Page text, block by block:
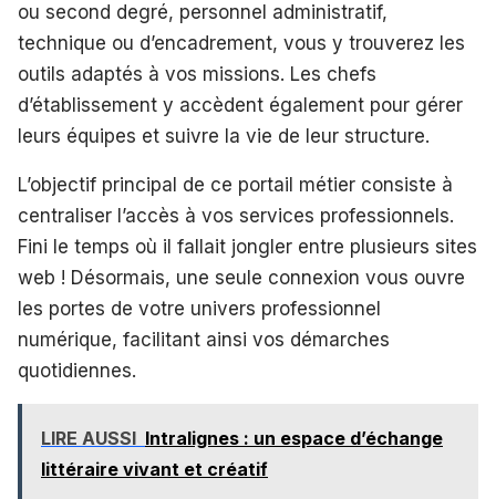
ou second degré, personnel administratif,
technique ou d’encadrement, vous y trouverez les
outils adaptés à vos missions. Les chefs
d’établissement y accèdent également pour gérer
leurs équipes et suivre la vie de leur structure.
L’objectif principal de ce portail métier consiste à
centraliser l’accès à vos services professionnels.
Fini le temps où il fallait jongler entre plusieurs sites
web ! Désormais, une seule connexion vous ouvre
les portes de votre univers professionnel
numérique, facilitant ainsi vos démarches
quotidiennes.
LIRE AUSSI Intralignes : un espace d’échange
littéraire vivant et créatif